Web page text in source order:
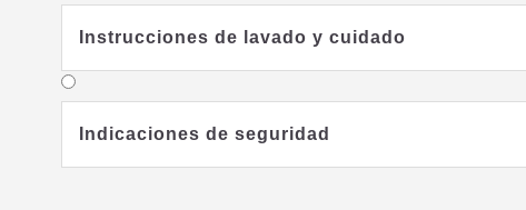
Instrucciones de lavado y cuidado
Indicaciones de seguridad